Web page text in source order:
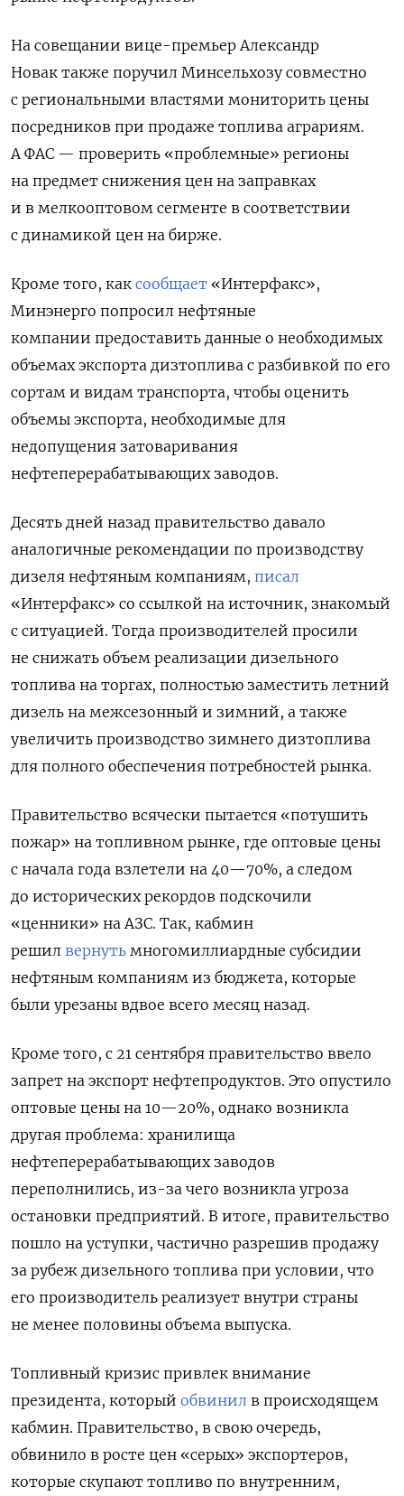
На совещании вице-премьер Александр
Новак также поручил Минсельхозу совместно
с региональными властями мониторить цены
посредников при продаже топлива аграриям.
А ФАС — проверить «проблемные» регионы
на предмет снижения цен на заправках
и в мелкооптовом сегменте в соответствии
с динамикой цен на бирже.
Кроме того, как сообщает «Интерфакс»,
Минэнерго попросил нефтяные
компании предоставить данные о необходимых
объемах экспорта дизтоплива с разбивкой по его
сортам и видам транспорта, чтобы оценить
объемы экспорта, необходимые для
недопущения затоваривания
нефтеперерабатывающих заводов.
Десять дней назад правительство давало
аналогичные рекомендации по производству
дизеля нефтяным компаниям, писал
«Интерфакс» со ссылкой на источник, знакомый
с ситуацией. Тогда производителей просили
не снижать объем реализации дизельного
топлива на торгах, полностью заместить летний
дизель на межсезонный и зимний, а также
увеличить производство зимнего дизтоплива
для полного обеспечения потребностей рынка.
Правительство всячески пытается «потушить
пожар» на топливном рынке, где оптовые цены
с начала года взлетели на 40—70%, а следом
до исторических рекордов подскочили
«ценники» на АЗС. Так, кабмин
решил вернуть многомиллиардные субсидии
нефтяным компаниям из бюджета, которые
были урезаны вдвое всего месяц назад.
Кроме того, с 21 сентября правительство ввело
запрет на экспорт нефтепродуктов. Это опустило
оптовые цены на 10—20%, однако возникла
другая проблема: хранилища
нефтеперерабатывающих заводов
переполнились, из-за чего возникла угроза
остановки предприятий. В итоге, правительство
пошло на уступки, частично разрешив продажу
за рубеж дизельного топлива при условии, что
его производитель реализует внутри страны
не менее половины объема выпуска.
Топливный кризис привлек внимание
президента, который обвинил в происходящем
кабмин. Правительство, в свою очередь,
обвинило в росте цен «серых» экспортеров,
которые скупают топливо по внутренним,